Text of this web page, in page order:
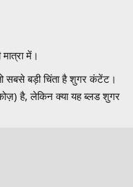
में।
सबसे बड़ी चिंता है शुगर कंटेंट।
है, लेकिन क्या यह ब्लड शुगर